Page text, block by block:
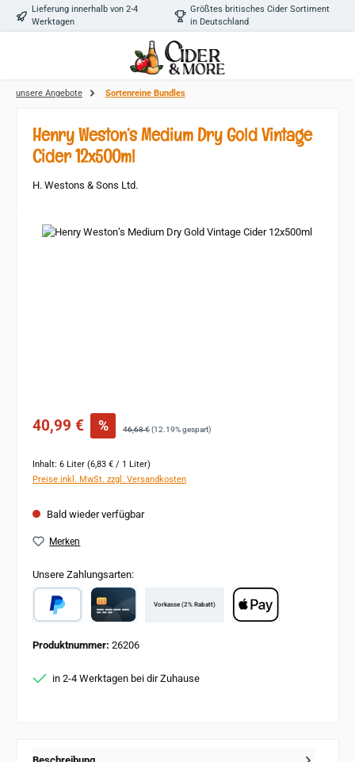
Zum Hauptinhalt springen
Lieferung innerhalb von 2-4
Werktagen
Größtes britisches Cider Sortiment
in Deutschland
unsere Angebote Sortenreine Bundles
Henry Weston’s Medium Dry Gold Vintage
Cider 12x500ml
H. Westons & Sons Ltd.
Bildergalerie überspringen
Verkaufspreis:
40,99 € % Regulärer Preis:
46,68 €(12.19% gespart)
Inhalt: 6 Liter (6,83 € / 1 Liter)
Preise inkl. MwSt. zzgl. Versandkosten
Bald wieder verfügbar
Merken
Unsere Zahlungsarten:
Vorkasse (2% Rabatt)
Produktnummer: 26206
in 2-4 Werktagen bei dir Zuhause